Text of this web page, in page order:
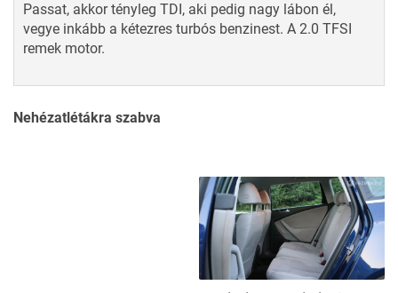
Passat, akkor tényleg TDI, aki pedig nagy lábon él,
vegye inkább a kétezres turbós benzinest. A 2.0 TFSI
remek motor.
Nehézatlétákra szabva